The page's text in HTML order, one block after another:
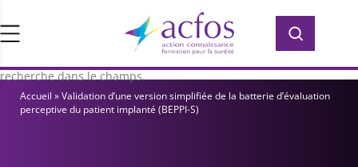
Rechercher :
d’ACFOS, qui contient plus de 400 PDF en
accès libre pour vous former ou vous
informer sur la surdité. Saisissez votre
recherche dans le champs.
Rechercher :
Accueil »Validation d’une version simplifiée de la batterie d’évaluation
perceptive du patient implanté (BEPPI-S)